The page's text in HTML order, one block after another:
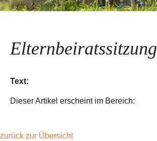
Elternbeiratssitzung
Text:
Dieser Artikel erscheint im Bereich:
zurück zur Übersicht